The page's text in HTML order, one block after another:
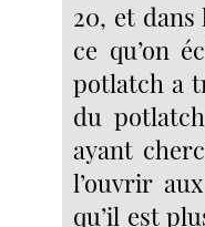
20, et
ce qu’on
potlatch a
du
ayant
l’ouvrir
qu’il est